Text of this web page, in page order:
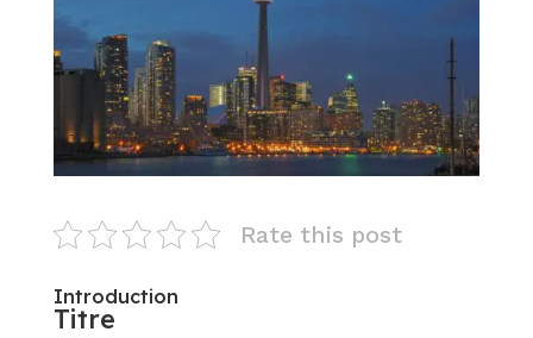
Rate this post
Introduction
Titre